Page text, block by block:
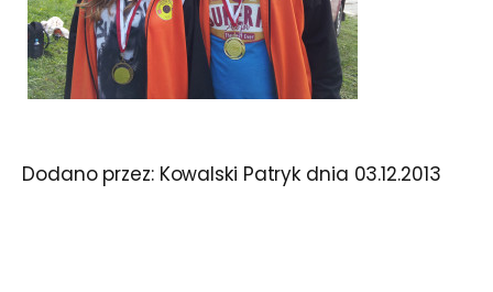
Dodano przez: Kowalski Patryk dnia 03.12.2013